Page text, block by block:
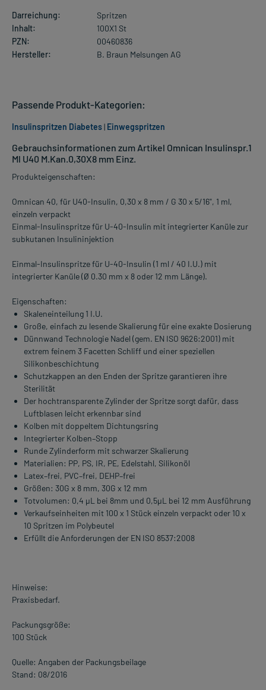
Darreichung:
Spritzen
Inhalt:
100X1 St
PZN:
00460836
Hersteller:
B. Braun Melsungen AG
Gebrauchsinformationen zum Artikel Omnican Insulinspr.1
Ml U40 M.Kan.0,30X8 mm Einz.
Produkteigenschaften:
Omnican 40, für U40-Insulin, 0,30 x 8 mm / G 30 x 5/16", 1 ml,
einzeln verpackt
Einmal-Insulinspritze für U-40-Insulin mit integrierter Kanüle zur
subkutanen Insulininjektion
Einmal-Insulinspritze für U-40-Insulin (1 ml / 40 I.U.) mit
integrierter Kanüle (Ø 0.30 mm x 8 oder 12 mm Länge).
Eigenschaften:
Skaleneinteilung 1 I.U.
Große, einfach zu lesende Skalierung für eine exakte Dosierung
Dünnwand Technologie Nadel (gem. EN ISO 9626:2001) mit
extrem feinem 3 Facetten Schliff und einer speziellen
Silikonbeschichtung
Schutzkappen an den Enden der Spritze garantieren ihre
Sterilität
Der hochtransparente Zylinder der Spritze sorgt dafür, dass
Luftblasen leicht erkennbar sind
Kolben mit doppeltem Dichtungsring
Integrierter Kolben–Stopp
Runde Zylinderform mit schwarzer Skalierung
Materialien: PP, PS, IR, PE, Edelstahl, Silikonöl
Latex–frei, PVC–frei, DEHP–frei
Größen: 30G x 8 mm, 30G x 12 mm
Totvolumen: 0,4 µL bei 8mm und 0,5µL bei 12 mm Ausführung
Verkaufseinheiten mit 100 x 1 Stück einzeln verpackt oder 10 x
10 Spritzen im Polybeutel
Erfüllt die Anforderungen der EN ISO 8537:2008
Hinweise:
Praxisbedarf.
Packungsgröße:
100 Stück
Quelle: Angaben der Packungsbeilage
Stand: 08/2016
Passende Produkt-Kategorien:
Insulinspritzen Diabetes| Einwegspritzen